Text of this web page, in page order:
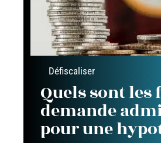
Défiscaliser
Quels sont les
demande
pour une